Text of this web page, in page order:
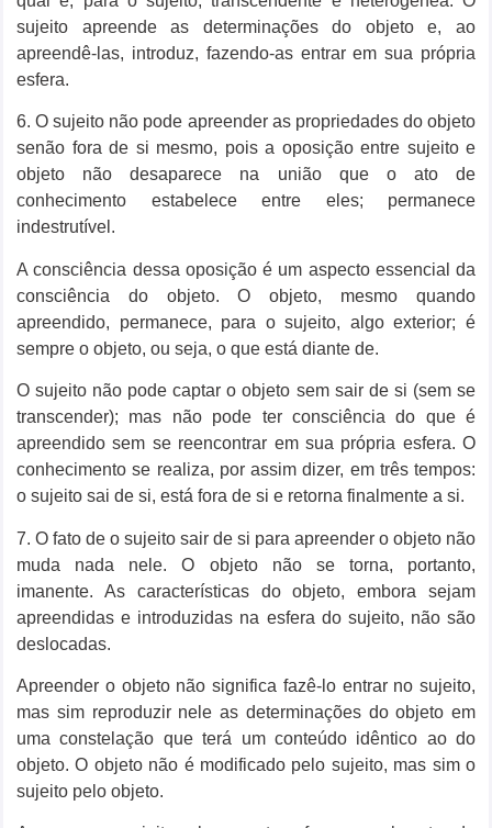
sujeito apreende as determinações do objeto e, ao
apreendê-las, introduz, fazendo-as entrar em sua própria
esfera.
6. O sujeito não pode apreender as propriedades do objeto
senão fora de si mesmo, pois a oposição entre sujeito e
objeto não desaparece na união que o ato de
conhecimento estabelece entre eles; permanece
indestrutível.
A consciência dessa oposição é um aspecto essencial da
consciência do objeto. O objeto, mesmo quando
apreendido, permanece, para o sujeito, algo exterior; é
sempre o objeto, ou seja, o que está diante de.
O sujeito não pode captar o objeto sem sair de si (sem se
transcender); mas não pode ter consciência do que é
apreendido sem se reencontrar em sua própria esfera. O
conhecimento se realiza, por assim dizer, em três tempos:
o sujeito sai de si, está fora de si e retorna finalmente a si.
7. O fato de o sujeito sair de si para apreender o objeto não
muda nada nele. O objeto não se torna, portanto,
imanente. As características do objeto, embora sejam
apreendidas e introduzidas na esfera do sujeito, não são
deslocadas.
Apreender o objeto não significa fazê-lo entrar no sujeito,
mas sim reproduzir nele as determinações do objeto em
uma constelação que terá um conteúdo idêntico ao do
objeto. O objeto não é modificado pelo sujeito, mas sim o
sujeito pelo objeto.